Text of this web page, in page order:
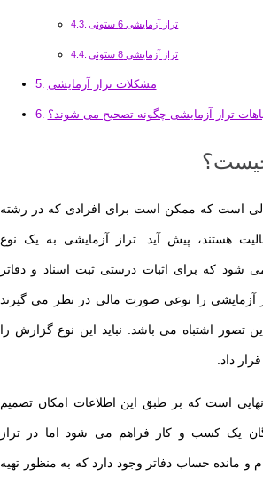
تراز آزمایشی 6 ستونی
تراز آزمایشی 8 ستونی
مشکلات تراز آزمایشی
تراز آزمایشی چگونه تصحیح می شوند؟
است که ممکن است برای افرادی که در رشته
هستند، پیش آید. تراز آزمایشی به یک نوع
که برای اثبات درستی ثبت اسناد و دفاتر
را نوعی صورت مالی در نظر می گیرند
اشتباه می باشد. نباید این نوع گزارش را
داد.
است که بر طبق این اطلاعات امکان تصمیم
یک کسب و کار فراهم می شود اما در تراز
مانده حساب دفاتر وجود دارد که به منظور تهیه